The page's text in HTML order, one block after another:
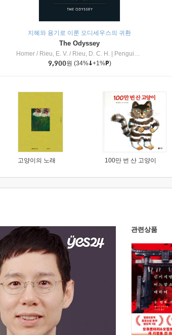
지혜와 용기로 이룬 오디세우스의 귀환
The Odyssey
Homer / Rieu, E. V. / Rieu, D. C. H.
Penguin Group
9,900원 (34% +1% )
고양이의 노래 100만 번 산 고양이
관련상품